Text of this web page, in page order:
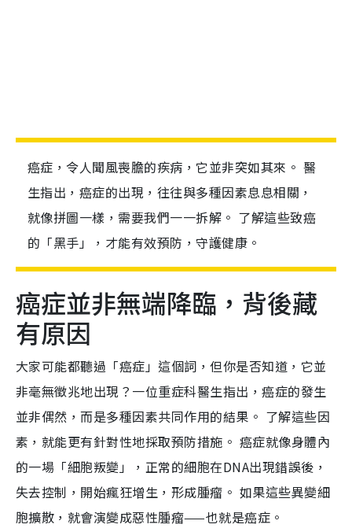
癌症，令人聞風喪膽的疾病，它並非突如其來。 醫
生指出，癌症的出現，往往與多種因素息息相關，
就像拼圖一樣，需要我們一一拆解。 了解這些致癌
的「黑手」，才能有效預防，守護健康。
癌症並非無端降臨，背後藏
有原因
大家可能都聽過「癌症」這個詞，但你是否知道，它並
非毫無徵兆地出現？一位重症科醫生指出，癌症的發生
並非偶然，而是多種因素共同作用的結果。 了解這些因
素，就能更有針對性地採取預防措施。 癌症就像身體內
的一場「細胞叛變」，正常的細胞在DNA出現錯誤後，
失去控制，開始瘋狂增生，形成腫瘤。 如果這些異變細
胞擴散，就會演變成惡性腫瘤——也就是癌症。